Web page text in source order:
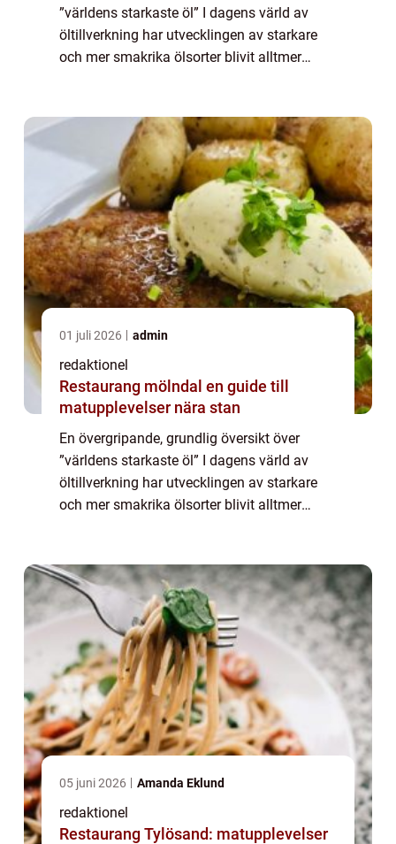
”världens starkaste öl” I dagens värld av
öltillverkning har utvecklingen av starkare
och mer smakrika ölsorter blivit alltmer
01 juli 2026 admin
redaktionel
Restaurang mölndal en guide till
matupplevelser nära stan
En övergripande, grundlig översikt över
”världens starkaste öl” I dagens värld av
öltillverkning har utvecklingen av starkare
och mer smakrika ölsorter blivit alltmer
05 juni 2026 Amanda Eklund
redaktionel
Restaurang Tylösand: matupplevelser